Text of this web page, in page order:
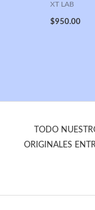
XT LAB
$950.00
TODO
ORIGINALES